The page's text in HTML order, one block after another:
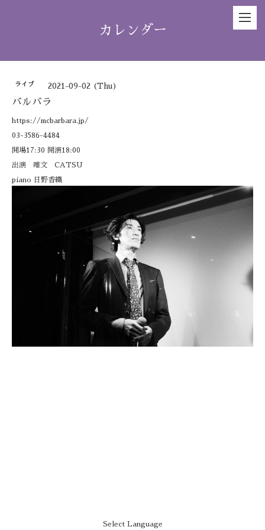
カレンダー
ライブ 2021-09-02 (Thu)
バルバラ
https://mcbarbara.jp/
03-3586-4484
開場17:30 開演18:00
出演 唯文 CATSU
piano 日野香織
Select Language